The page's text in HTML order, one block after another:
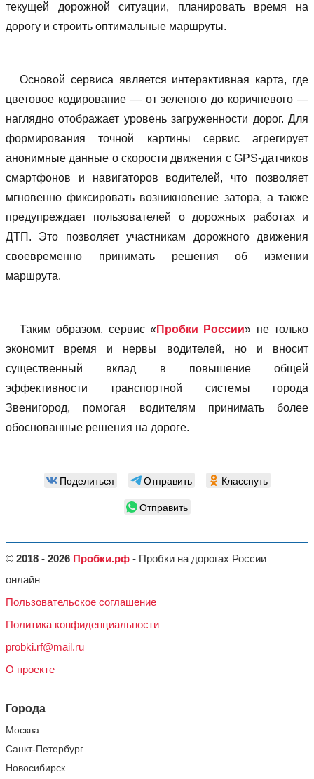
текущей дорожной ситуации, планировать время на
дорогу и строить оптимальные маршруты.
Основой сервиса является интерактивная карта, где
цветовое кодирование — от зеленого до коричневого —
наглядно отображает уровень загруженности дорог. Для
формирования точной картины сервис агрегирует
анонимные данные о скорости движения с GPS-датчиков
смартфонов и навигаторов водителей, что позволяет
мгновенно фиксировать возникновение затора, а также
предупреждает пользователей о дорожных работах и
ДТП. Это позволяет участникам дорожного движения
своевременно принимать решения об измении
маршрута.
Таким образом, сервис « Пробки России» не только
экономит время и нервы водителей, но и вносит
существенный вклад в повышение общей
эффективности транспортной системы города
Звенигород, помогая водителям принимать более
обоснованные решения на дороге.
Поделиться Отправить
Класснуть
Отправить
© 2018 - 2026 Пробки.рф - Пробки на дорогах России
онлайн
Пользовательское соглашение
Политика конфиденциальности
probki.rf@mail.ru
О проекте
Города
Москва
Санкт-Петербург
Новосибирск